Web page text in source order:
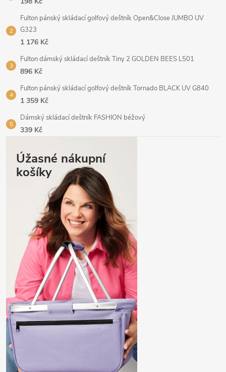
Fulton pánský skládací golfový deštník Open&Close JUMBO UV
G323
1 176 Kč
Fulton dámský skládací deštník Tiny 2 GOLDEN BEES L501
896 Kč
Fulton pánský skládací golfový deštník Tornado BLACK UV G840
1 359 Kč
Dámský skládací deštník FASHION béžový
339 Kč
Úžasné nákupní
košíky